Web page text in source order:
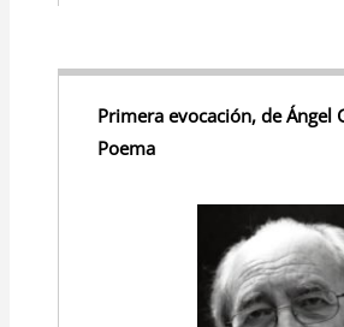
Primera evocación, de Ángel
Poema